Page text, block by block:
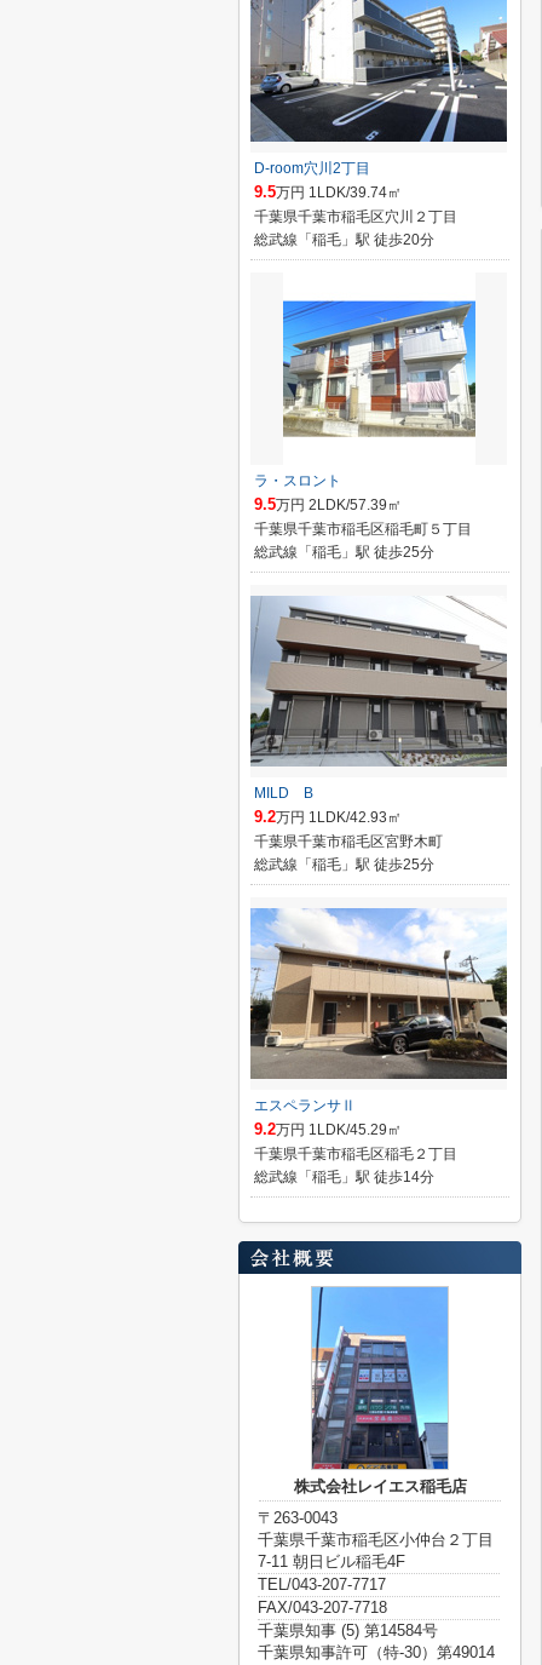
D-room穴川2丁目
9.5万円 1LDK/39.74㎡
千葉県千葉市稲毛区穴川２丁目
総武線「稲毛」駅 徒歩20分
ラ・スロント
9.5万円 2LDK/57.39㎡
千葉県千葉市稲毛区稲毛町５丁目
総武線「稲毛」駅 徒歩25分
MILD B
9.2万円 1LDK/42.93㎡
千葉県千葉市稲毛区宮野木町
総武線「稲毛」駅 徒歩25分
エスペランサⅡ
9.2万円 1LDK/45.29㎡
千葉県千葉市稲毛区稲毛２丁目
総武線「稲毛」駅 徒歩14分
株式会社レイエス稲毛店
〒263-0043
千葉県千葉市稲毛区小仲台２丁目
7-11 朝日ビル稲毛4F
TEL/043-207-7717
FAX/043-207-7718
千葉県知事 (5) 第14584号
千葉県知事許可（特-30）第49014